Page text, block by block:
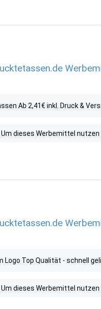
Ab 2,41€ inkl. Druck &
Um dieses Werbemittel nutzen
Logo Top Qualität - schnell
Um dieses Werbemittel nutzen